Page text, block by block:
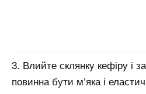
3. Влийте склянку кефіру і
повинна бути м’яка і